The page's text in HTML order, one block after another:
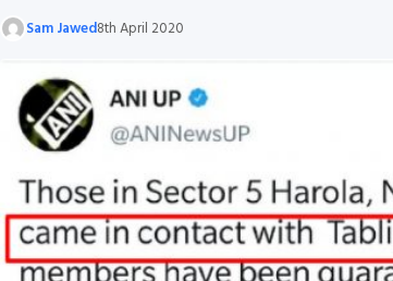
Sam Jawed8th April 2020